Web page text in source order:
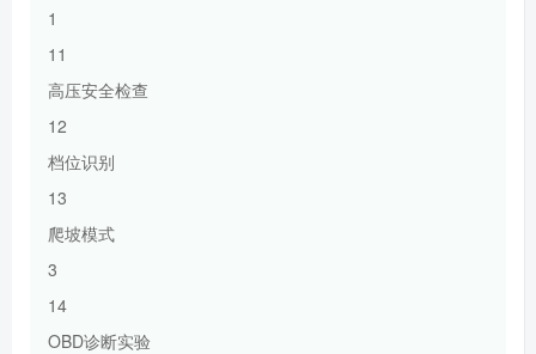
1
11
高压安全检查
12
档位识别
13
爬坡模式
3
14
OBD诊断实验